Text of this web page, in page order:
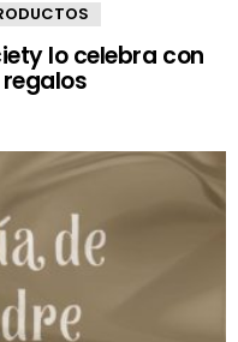
lo celebra con